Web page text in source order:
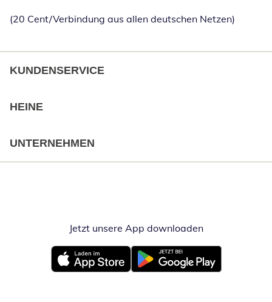
(20 Cent/Verbindung aus allen deutschen Netzen)
KUNDENSERVICE
HEINE
UNTERNEHMEN
Jetzt unsere App downloadenÖffnet in
Öffnet in neuem FensterÖffnet in neuem Fenster